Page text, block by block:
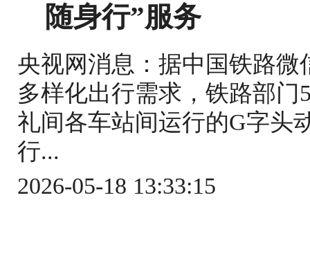
随身行”服务
央视网消息：据中国铁路
多样化出行需求，铁路部门
礼间各车站间运行的G字头
行...
2026-05-18 13:33:15